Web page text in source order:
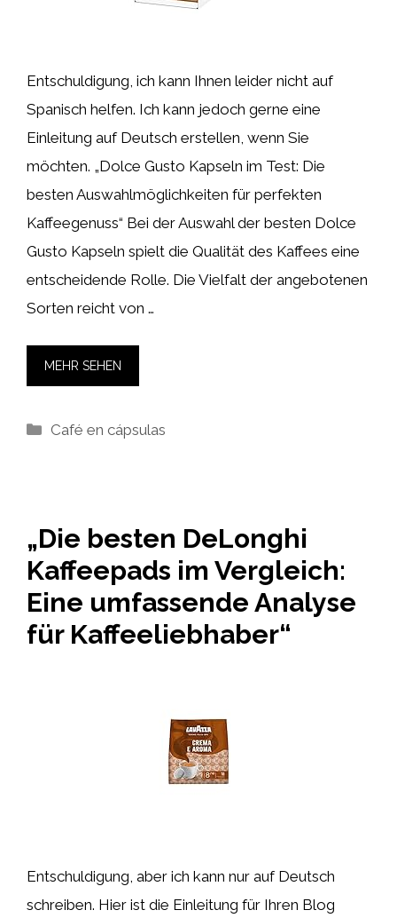
Entschuldigung, ich kann Ihnen leider nicht auf
Spanisch helfen. Ich kann jedoch gerne eine
Einleitung auf Deutsch erstellen, wenn Sie
möchten. „Dolce Gusto Kapseln im Test: Die
besten Auswahlmöglichkeiten für perfekten
Kaffeegenuss“ Bei der Auswahl der besten Dolce
Gusto Kapseln spielt die Qualität des Kaffees eine
entscheidende Rolle. Die Vielfalt der angebotenen
Sorten reicht von …
MEHR SEHEN
Kategorien
Café en cápsulas
„Die besten DeLonghi
Kaffeepads im Vergleich:
Eine umfassende Analyse
für Kaffeeliebhaber“
Entschuldigung, aber ich kann nur auf Deutsch
schreiben. Hier ist die Einleitung für Ihren Blog